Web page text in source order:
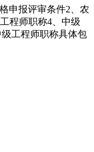
申报评审条件2、农
程师职称4、中级
工程师职称具体包